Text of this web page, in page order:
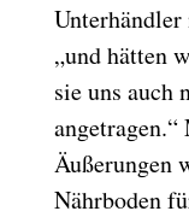
„und hätten
sie uns auch
Äußerungen
Nährboden